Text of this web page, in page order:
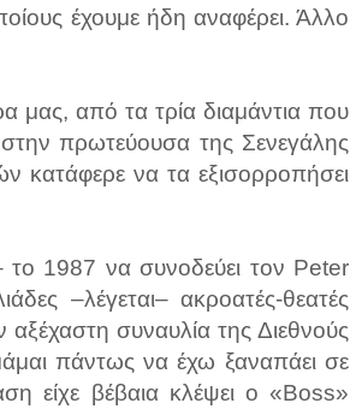
έχουμε ήδη αναφέρει. Άλλο
μας, από τα τρία διαμάντια που
πρωτεύουσα της Σενεγάλης
κατάφερε να τα εξισορροπήσει
το 1987 να συνοδεύει τον Peter
–λέγεται– ακροατές-θεατές
συναυλία της Διεθνούς
πάντως να έχω ξαναπάει σε
είχε βέβαια κλέψει ο «Boss»